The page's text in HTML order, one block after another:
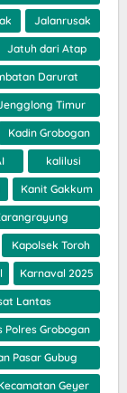
Jalanrusak
Jatuh dari Atap
Darurat
Timur
Kadin Grobogan
kalilusi
Kanit Gakkum
Kapolsek Toroh
Karnaval 2025
Lantas
Polres Grobogan
Pasar Gubug
Geyer